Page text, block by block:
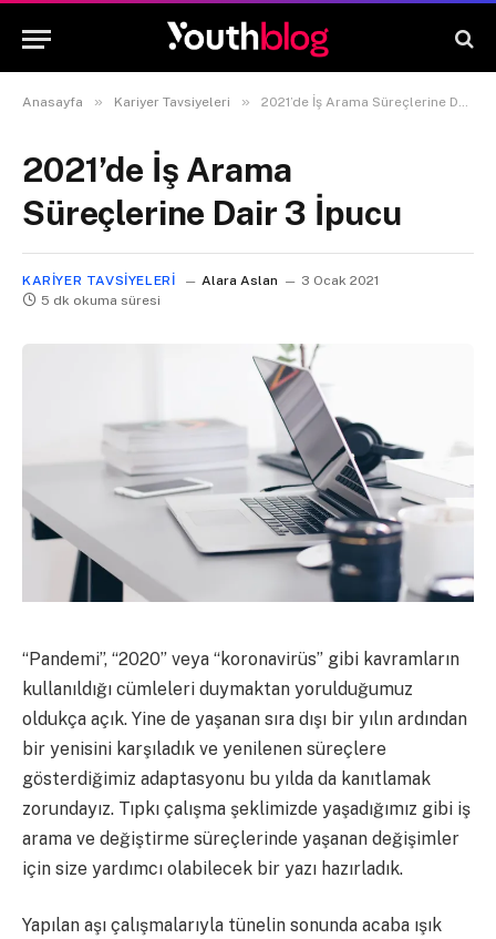
Anasayfa » Kariyer Tavsiyeleri » 2021’de İş Arama Süreçlerine Dair 3 İpucu
2021’de İş Arama
Süreçlerine Dair 3 İpucu
KARIYER TAVSIYELERI Alara Aslan
3 Ocak 2021
5 dk okuma süresi
“Pandemi”, “2020” veya “koronavirüs” gibi kavramların
kullanıldığı cümleleri duymaktan yorulduğumuz
oldukça açık. Yine de yaşanan sıra dışı bir yılın ardından
bir yenisini karşıladık ve yenilenen süreçlere
gösterdiğimiz adaptasyonu bu yılda da kanıtlamak
zorundayız. Tıpkı çalışma şeklimizde yaşadığımız gibi iş
arama ve değiştirme süreçlerinde yaşanan değişimler
için size yardımcı olabilecek bir yazı hazırladık.
Yapılan aşı çalışmalarıyla tünelin sonunda acaba ışık